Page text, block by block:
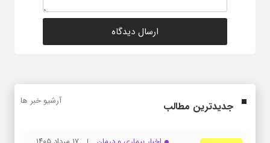
جدیدترین مطالب آرشیو خبر ها